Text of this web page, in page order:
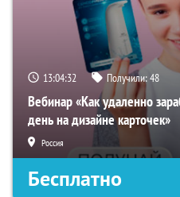
13:04:31 Получили:48
Вебинар «Как удаленно
день на дизайне карточек»
Россия
Бесплатно